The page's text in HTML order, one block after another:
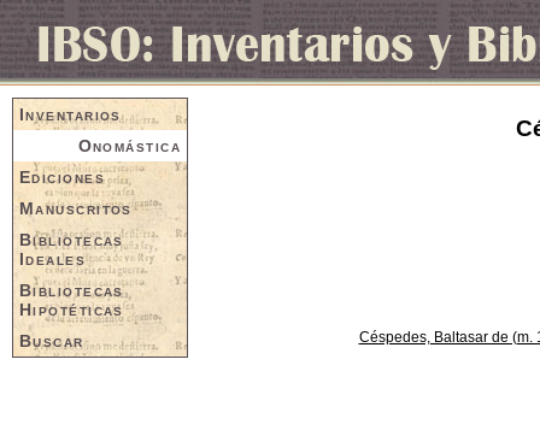
Inventarios
Onomástica
Ediciones
Manuscritos
Bibliotecas
Ideales
Bibliotecas
Hipotéticas
Buscar
Céspedes, Baltasar de (m.